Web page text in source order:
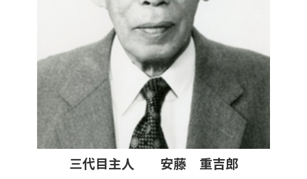
三代目主人 安藤 重吉郎